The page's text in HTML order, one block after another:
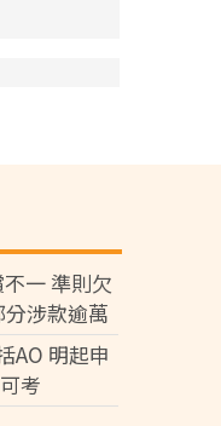
一 準則欠
涉款逾萬
AO 明起申
考